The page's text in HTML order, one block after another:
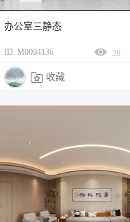
办公室三静态
ID: M0094136 28
 收藏